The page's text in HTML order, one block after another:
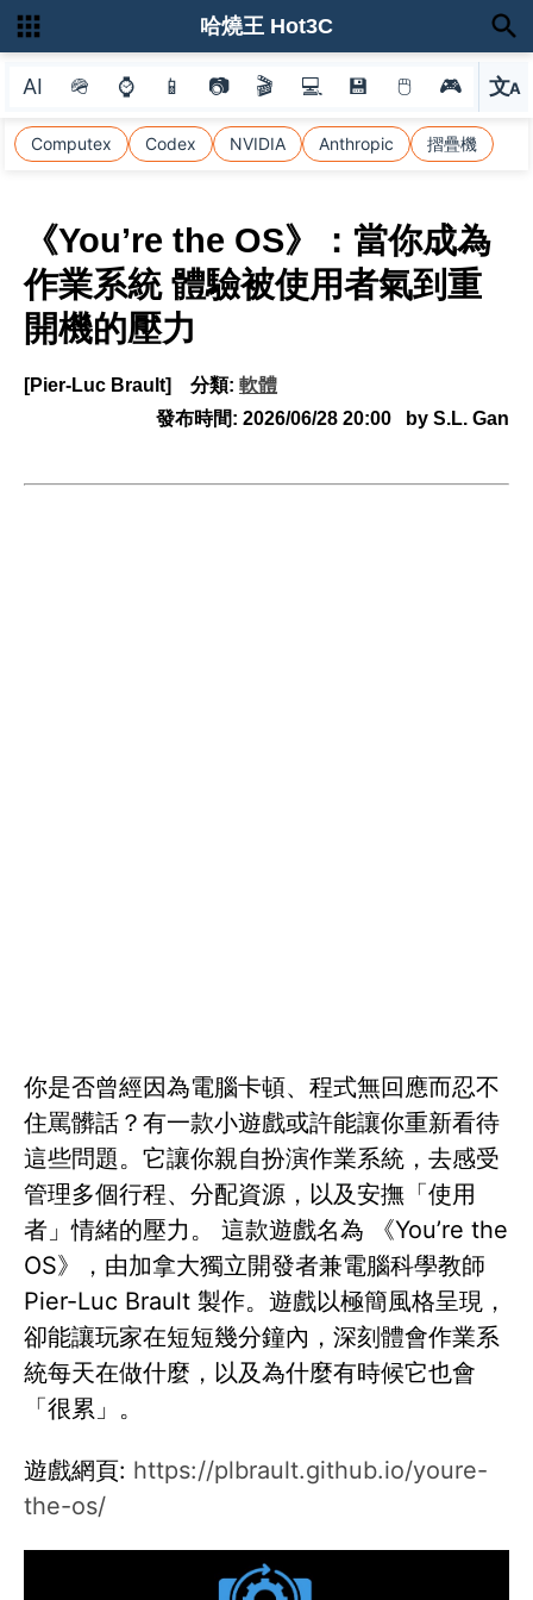
AI 🪖 ⌚ 📱 📷 🎬 💻 💾 🖱 🎮 文A
選
Computex Codex NVIDIA Anthropic 摺疊機
哈燒王 Hot3C
《You’re the OS》：當你成為
作業系統 體驗被使用者氣到重
開機的壓力
[Pier-Luc Brault] 分類: 軟體
發布時間: 2026/06/28 20:00 by S.L. Gan
你是否曾經因為電腦卡頓、程式無回應而忍不
住罵髒話？有一款小遊戲或許能讓你重新看待
這些問題。它讓你親自扮演作業系統，去感受
管理多個行程、分配資源，以及安撫「使用
者」情緒的壓力。 這款遊戲名為 《You’re the
OS》，由加拿大獨立開發者兼電腦科學教師
Pier-Luc Brault 製作。遊戲以極簡風格呈現，
卻能讓玩家在短短幾分鐘內，深刻體會作業系
統每天在做什麼，以及為什麼有時候它也會
「很累」。
遊戲網頁: https://plbrault.github.io/youre-
the-os/